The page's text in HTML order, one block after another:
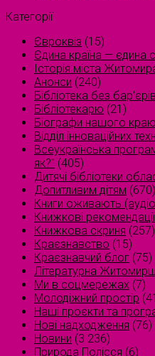
Категорії
Євроквіз (15)
Єдина країна — єдина
Історія міста
Анонси (240)
Бібліотека без бар'єрів
Бібліотекарю (21)
Біографи нашого краю
Відділ інноваційних
Всеукраїнська
як?" (405)
Дитячі бібліотеки
Допитливим дітям (670)
Книги оживають
Книжкові
Книжкова скриня (257)
Краєзнавство (15)
Краєзнавчий блог (75)
Літературна
Ми в соцмережах (7)
Молодіжний простір
Наші проєкти та
Нові надходження (76)
Новини (3 236)
Природа Полісся (6)